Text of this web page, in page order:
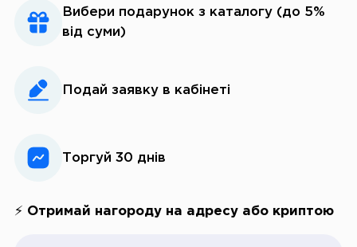
Вибери подарунок з каталогу (до 5%
від суми)
Подай заявку в кабінеті
Торгуй 30 днів
⚡ Отримай нагороду на адресу або криптою